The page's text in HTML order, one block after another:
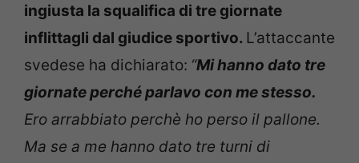
ingiusta la squalifica di tre giornate
inflittagli dal giudice sportivo. L’attaccante
svedese ha dichiarato: “Mi hanno dato tre
giornate perché parlavo con me stesso.
Ero arrabbiato perchè ho perso il pallone.
Ma se a me hanno dato tre turni di